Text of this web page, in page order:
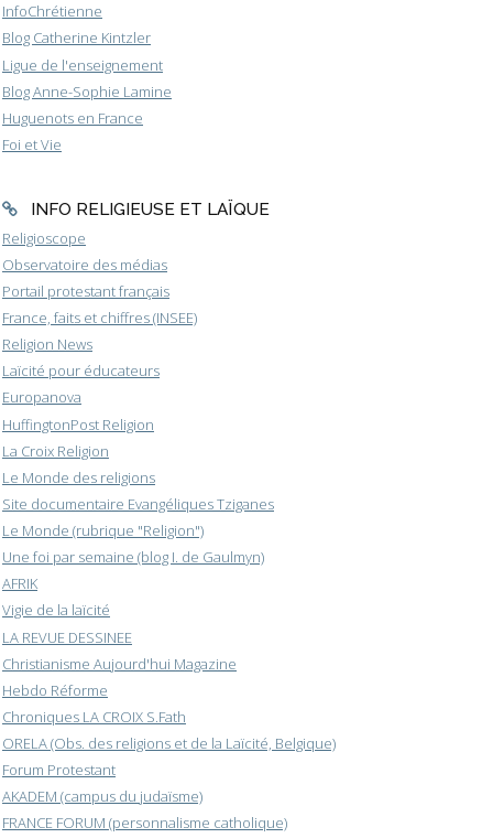
InfoChrétienne
Blog Catherine Kintzler
Ligue de l'enseignement
Blog Anne-Sophie Lamine
Huguenots en France
Foi et Vie
INFO RELIGIEUSE ET LAÏQUE
Religioscope
Observatoire des médias
Portail protestant français
France, faits et chiffres (INSEE)
Religion News
Laïcité pour éducateurs
Europanova
HuffingtonPost Religion
La Croix Religion
Le Monde des religions
Site documentaire Evangéliques Tziganes
Le Monde (rubrique "Religion")
Une foi par semaine (blog I. de Gaulmyn)
AFRIK
Vigie de la laïcité
LA REVUE DESSINEE
Christianisme Aujourd'hui Magazine
Hebdo Réforme
Chroniques LA CROIX S.Fath
ORELA (Obs. des religions et de la Laïcité, Belgique)
Forum Protestant
AKADEM (campus du judaïsme)
FRANCE FORUM (personnalisme catholique)